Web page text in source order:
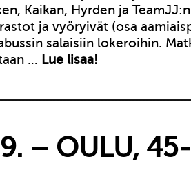
Kaikan, Hyrden ja
ja vyöryivät (osa
salaisiin lokeroihin.
… Lue lisaa!
– OULU,